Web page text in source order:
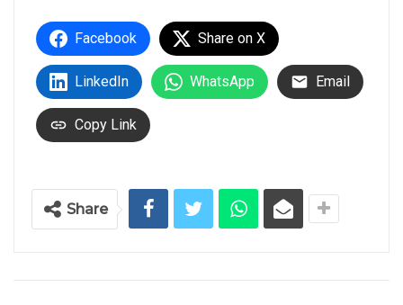
Facebook Share on X
LinkedIn WhatsApp Email
Copy Link
Share